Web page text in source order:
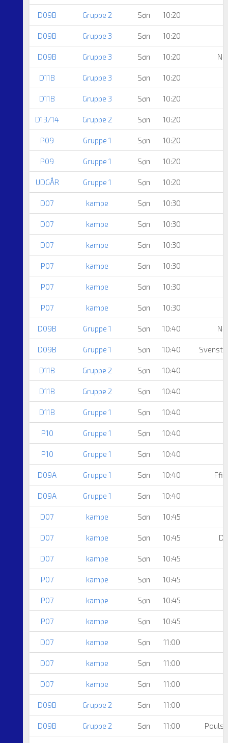
D09B Gruppe 2 Søn 10:20
D09B Gruppe 3 Søn 10:20
D09B Gruppe 3 Søn 10:20
D11B Gruppe 3 Søn 10:20
D11B Gruppe 3 Søn 10:20
D13/14 Gruppe 2 Søn 10:20
P09 Gruppe 1 Søn 10:20
P09 Gruppe 1 Søn 10:20
UDGÅR Gruppe 1 Søn 10:20
D07 kampe Søn 10:30
D07 kampe Søn 10:30
D07 kampe Søn 10:30
P07 kampe Søn 10:30
P07 kampe Søn 10:30
P07 kampe Søn 10:30
D09B Gruppe 1 Søn 10:40
D09B Gruppe 1 Søn 10:40
D11B Gruppe 2 Søn 10:40
D11B Gruppe 2 Søn 10:40
D11B Gruppe 1 Søn 10:40
P10 Gruppe 1 Søn 10:40
P10 Gruppe 1 Søn 10:40
D09A Gruppe 1 Søn 10:40 Ffi
D09A Gruppe 1 Søn 10:40
D07 kampe Søn 10:45
D07 kampe Søn 10:45
D07 kampe Søn 10:45
P07 kampe Søn 10:45
P07 kampe Søn 10:45
P07 kampe Søn 10:45
D07 kampe Søn 11:00
D07 kampe Søn 11:00
D07 kampe Søn 11:00
D09B Gruppe 2 Søn 11:00
D09B Gruppe 2 Søn 11:00